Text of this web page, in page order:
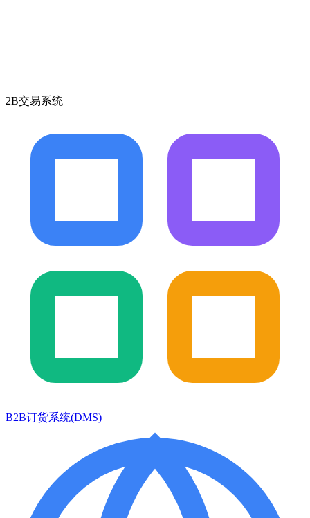
2B交易系统
B2B订货系统(DMS)